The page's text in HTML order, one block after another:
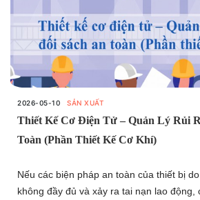
2026-05-10 SẢN XUẤT
Thiết Kế Cơ Điện Tử – Quản Lý Rủi
Toàn (Phần Thiết Kế Cơ Khí)
Nếu các biện pháp an toàn của thiết bị
không đầy đủ và xảy ra tai nạn lao động,